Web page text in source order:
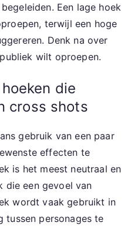
Een lage hoek
terwijl een hoge
Denk na over
wilt oproepen.
die
cross shots
gebruik van een paar
effecten te
is het meest neutraal en
die een gevoel van
wordt vaak gebruikt in
tussen personages te